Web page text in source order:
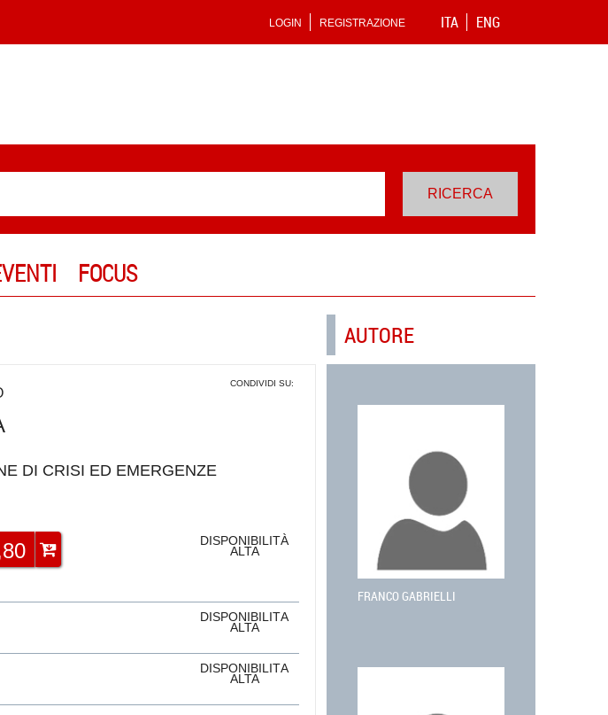
ITA ENG
LOGIN REGISTRAZIONE
FOCUS
CONDIVIDI SU:
DI CRISI ED EMERGENZE
DISPONIBILITÀ
ALTA
DISPONIBILITÀ
ALTA
DISPONIBILITÀ
ALTA
AUTORE
FRANCO GABRIELLI